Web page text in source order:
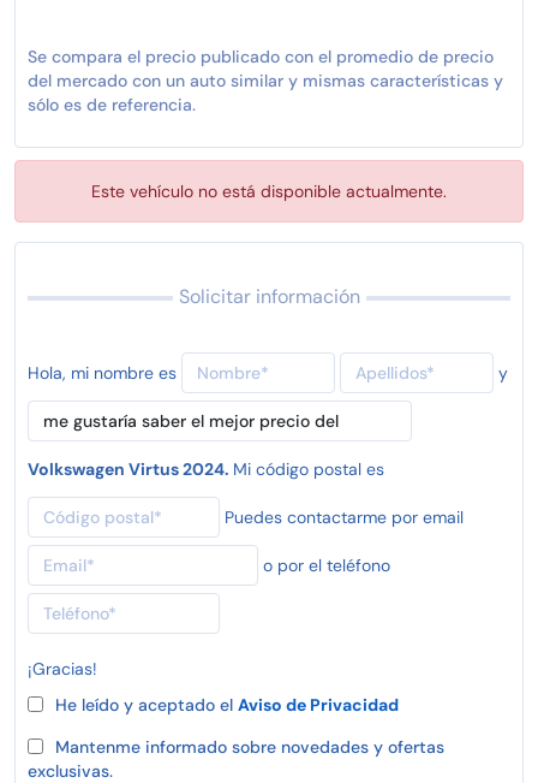
Se compara el precio publicado con el promedio de precio
del mercado con un auto similar y mismas características y
sólo es de referencia.
Este vehículo no está disponible actualmente.
Solicitar información
Hola, mi nombre es y
Volkswagen Virtus 2024. Mi código postal es
Puedes contactarme por email
o por el teléfono
¡Gracias!
He leído y aceptado el Aviso de Privacidad
Mantenme informado sobre novedades y ofertas
exclusivas.